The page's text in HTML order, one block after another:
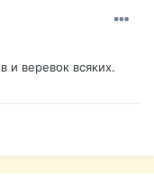
и веревок всяких.